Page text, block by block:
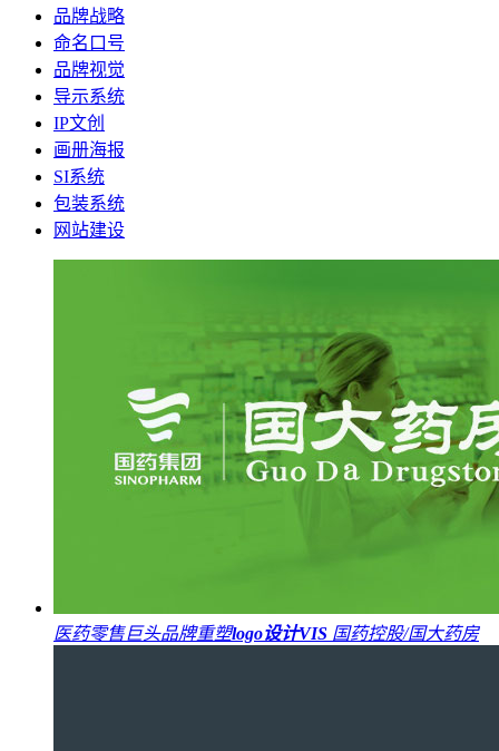
品牌战略
命名口号
品牌视觉
导示系统
IP文创
画册海报
SI系统
包装系统
网站建设
医药零售巨头品牌重塑logo设计VIS 国药控股/国大药房